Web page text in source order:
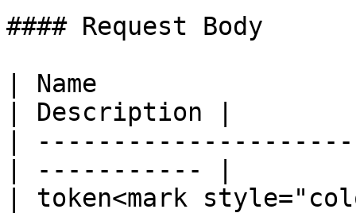
#### Request Body
| Name
| Description |
|
| ----------- |
| token<mark